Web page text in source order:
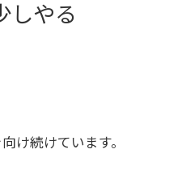
しやる
け続けています。